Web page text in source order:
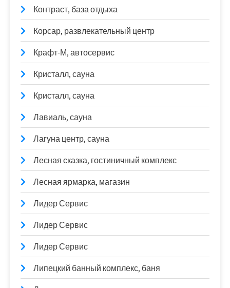
Контраст, база отдыха
Корсар, развлекательный центр
Крафт-М, автосервис
Кристалл, сауна
Кристалл, сауна
Лавиаль, сауна
Лагуна центр, сауна
Лесная сказка, гостиничный комплекс
Лесная ярмарка, магазин
Лидер Сервис
Лидер Сервис
Лидер Сервис
Липецкий банный комплекс, баня